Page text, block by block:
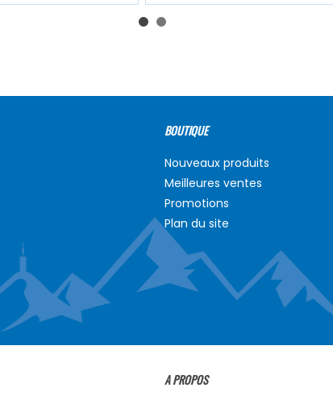
BOUTIQUE
Nouveaux produits
Meilleures ventes
Promotions
Plan du site
A PROPOS